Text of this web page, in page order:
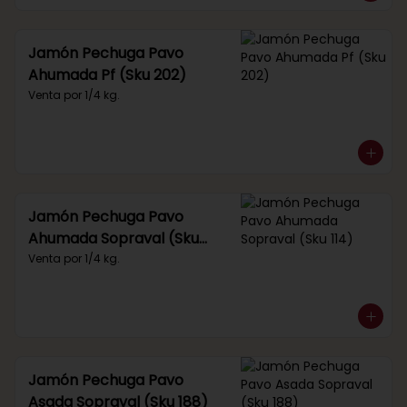
Jamón Pechuga Pavo
Ahumada Pf (Sku 202)
Venta por 1/4 kg.
Jamón Pechuga Pavo
Ahumada Sopraval (Sku
114)
Venta por 1/4 kg.
Jamón Pechuga Pavo
Asada Sopraval (Sku 188)